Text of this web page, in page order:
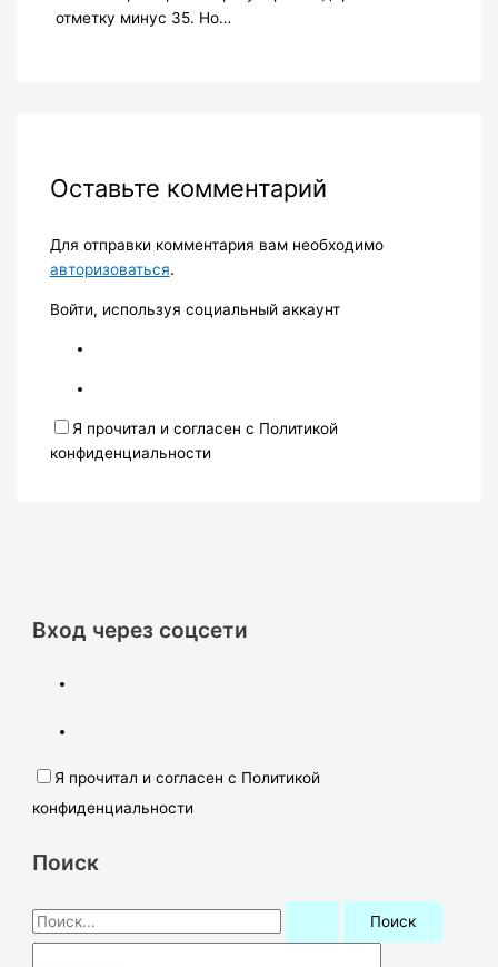
отметку минус 35. Но…
Оставьте комментарий
Для отправки комментария вам необходимо
авторизоваться.
Войти, используя социальный аккаунт
Я прочитал и согласен с Политикой
конфиденциальности
Вход через соцсети
Я прочитал и согласен с Политикой
конфиденциальности
Поиск
П
о